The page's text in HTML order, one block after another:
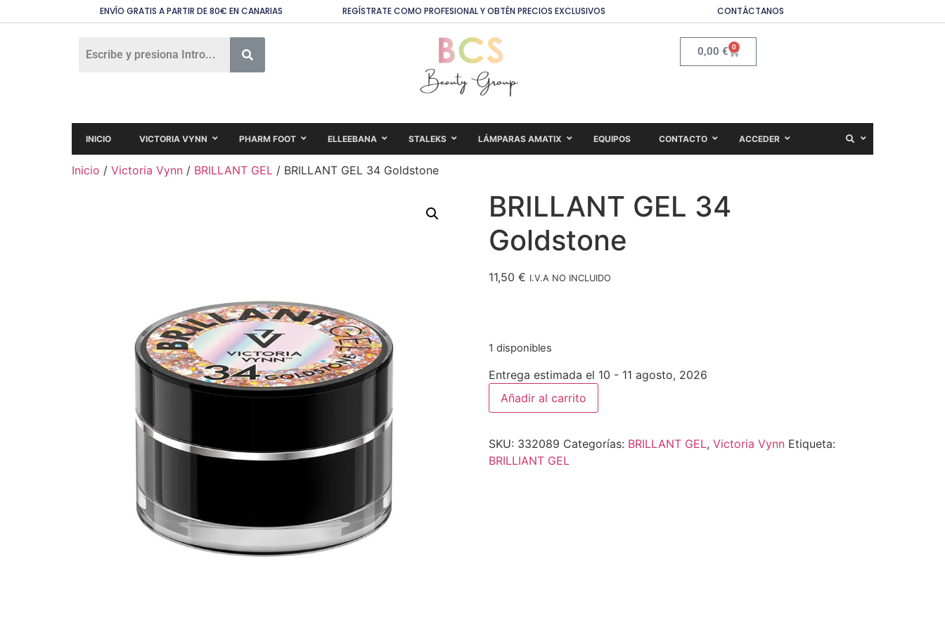
ENVÍO GRATIS A PARTIR DE 80€ EN CANARIAS REGÍSTRATE COMO PROFESIONAL Y OBTÉN PRECIOS EXCLUSIVOS CONTÁCTANOS
0,00 € 0
INICIO VICTORIA VYNN PHARM FOOT ELLEEBANA STALEKS LÁMPARAS AMATIX EQUIPOS CONTACTO ACCEDER
Inicio / Victoria Vynn / BRILLANT GEL / BRILLANT GEL 34 Goldstone
BRILLANT GEL 34
Goldstone
11,50 € I.V.A NO INCLUIDO
1 disponibles
Entrega estimada el 10 - 11 agosto, 2026
Añadir al carrito
SKU: 332089 Categorías: BRILLANT GEL, Victoria Vynn Etiqueta:
BRILLIANT GEL